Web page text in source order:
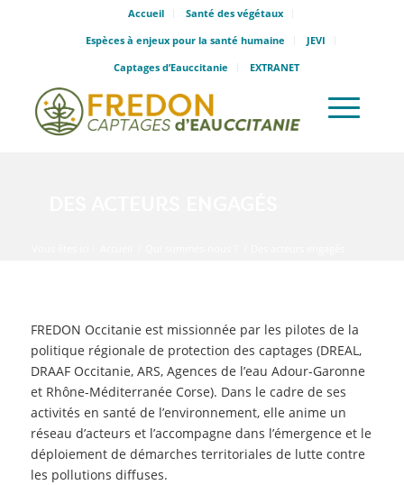
Accueil
Santé des végétaux
Espèces à enjeux pour la santé humaine
JEVI
Captages d’Eauccitanie
EXTRANET
FREDON Occitanie est missionnée par les pilotes de la
politique régionale de protection des captages (DREAL,
DRAAF Occitanie, ARS, Agences de l’eau Adour-Garonne
et Rhône-Méditerranée Corse). Dans le cadre de ses
activités en santé de l’environnement, elle anime un
réseau d’acteurs et l’accompagne dans l’émergence et le
déploiement de démarches territoriales de lutte contre
les pollutions diffuses.